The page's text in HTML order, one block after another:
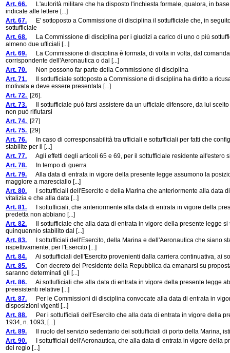
Art. 66. L'autorità militare che ha disposto l'inchiesta formale, qualora, in
indicate alle lettere [...]
Art. 67. E' sottoposto a Commissione di disciplina il sottufficiale che, in
sottufficiale
Art. 68. La Commissione di disciplina per i giudizi a carico di uno o più
almeno due ufficiali [...]
Art. 69. La Commissione di disciplina è formata, di volta in volta, dal
corrispondente dell'Aeronautica o dal [...]
Art. 70. Non possono far parte della Commissione di disciplina
Art. 71. Il sottufficiale sottoposto a Commissione di disciplina ha diritto a
motivata e deve essere presentata [...]
Art. 72. [26].
Art. 73. Il sottufficiale può farsi assistere da un ufficiale difensore, da lui
non può rifiutarsi
Art. 74. [27]
Art. 75. [29]
Art. 76. In caso di corresponsabilità tra ufficiali e sottufficiali per fatti che
stabilite per il [...]
Art. 77. Agli effetti degli articoli 65 e 69, per il sottufficiale residente all'estero
Art. 78. In tempo di guerra
Art. 79. Alla data di entrata in vigore della presente legge assumono la
maggiore a maresciallo [...]
Art. 80. I sottufficiali dell'Esercito e della Marina che anteriormente alla data
vitalizia e che alla data [...]
Art. 81. I sottufficiali, che anteriormente alla data di entrata in vigore della
predetta non abbiano [...]
Art. 82. Il sottufficiale che alla data di entrata in vigore della presente legge
quinquennio stabilito dal [...]
Art. 83. I sottufficiali dell'Esercito, della Marina e dell'Aeronautica che siano
rispettivamente, per l'Esercito [...]
Art. 84. Ai sottufficiali dell'Esercito provenienti dalla carriera continuativa, ai
Art. 85. Con decreto del Presidente della Repubblica da emanarsi su
saranno determinati gli [...]
Art. 86. Ai sottufficiali che alla data di entrata in vigore della presente legge
preesistenti relative [...]
Art. 87. Per le Commissioni di disciplina convocate alla data di entrata in
disposizioni vigenti [...]
Art. 88. Per i sottufficiali dell'Esercito che alla data di entrata in vigore della
1934, n. 1093, [...]
Art. 89. Il ruolo del servizio sedentario dei sottufficiali di porto della Marina,
Art. 90. I sottufficiali dell'Aeronautica, che alla data di entrata in vigore della
del regio [...]